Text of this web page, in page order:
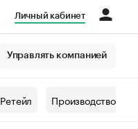
Личный кабинет
Управлять компанией
Ретейл Производство